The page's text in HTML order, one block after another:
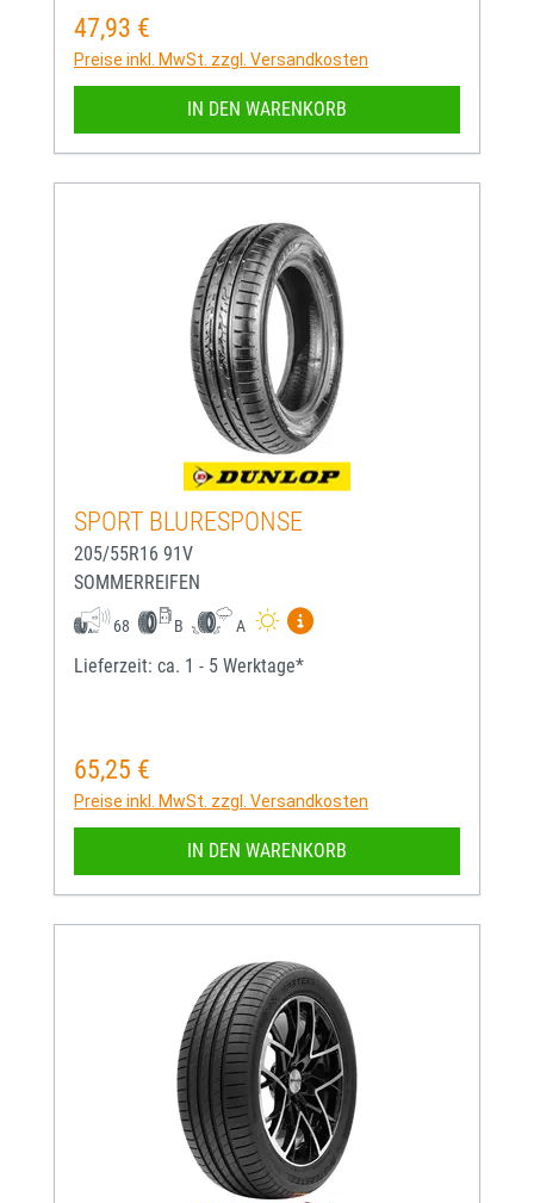
Regulärer Preis:
47,93 €
Preise inkl. MwSt. zzgl. Versandkosten
IN DEN WARENKORB
SPORT BLURESPONSE
205/55R16 91V
SOMMERREIFEN
68 B A
Mehr Informationen zum
Lieferzeit: ca. 1 - 5 Werktage*
Regulärer Preis:
65,25 €
Preise inkl. MwSt. zzgl. Versandkosten
IN DEN WARENKORB